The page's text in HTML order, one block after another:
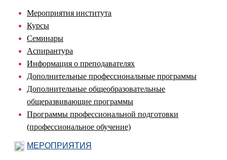
Мероприятия института
Курсы
Семинары
Аспирантура
Информация о преподавателях
Дополнительные профессиональные программы
Дополнительные общеобразовательные
общеразвивающие программы
Программы профессиональной подготовки
(профессиональное обучение)
МЕРОПРИЯТИЯ